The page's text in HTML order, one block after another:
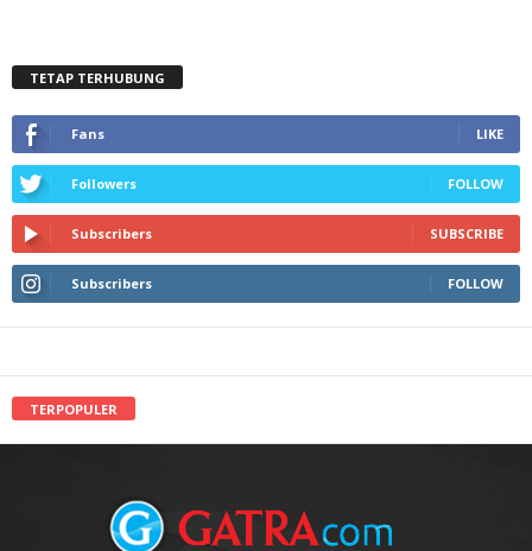
TETAP TERHUBUNG
Fans LIKE
Followers FOLLOW
Subscribers SUBSCRIBE
Subscribers FOLLOW